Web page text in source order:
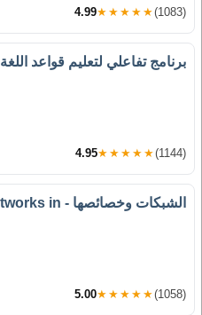
4.99★★★★★(1083)
برنامج تفاعلي لتعليم قواعد اللغة
4.95★★★★★(1144)
الشبكات وخصائصها - Networks in
5.00★★★★★(1058)